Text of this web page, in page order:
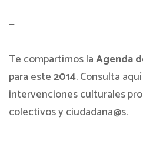
—
Te compartimos laAgenda
para este2014. Consulta
intervenciones culturales
colectivos y ciudadana@s.